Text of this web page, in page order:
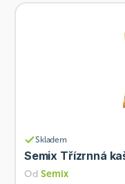
Skladem
Semix Třízrnná
Od Semix